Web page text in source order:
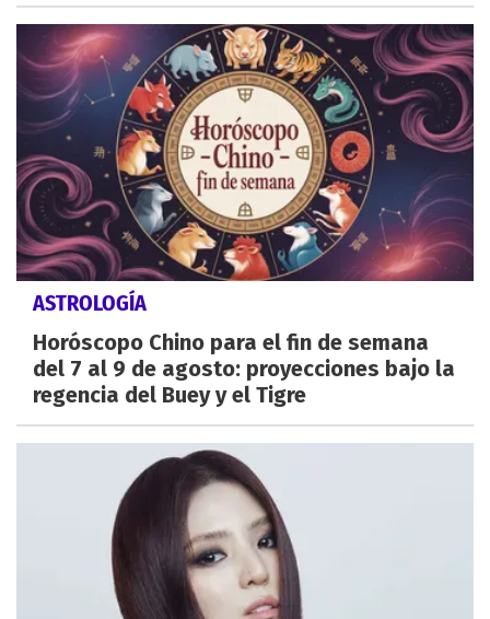
ASTROLOGÍA
Horóscopo Chino para el fin de semana
del 7 al 9 de agosto: proyecciones bajo la
regencia del Buey y el Tigre